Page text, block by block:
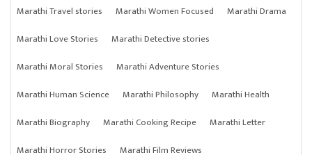
Marathi Travel stories
Marathi Women Focused
Marathi Drama
Marathi Love Stories
Marathi Detective stories
Marathi Moral Stories
Marathi Adventure Stories
Marathi Human Science
Marathi Philosophy
Marathi Health
Marathi Biography
Marathi Cooking Recipe
Marathi Letter
Marathi Horror Stories
Marathi Film Reviews